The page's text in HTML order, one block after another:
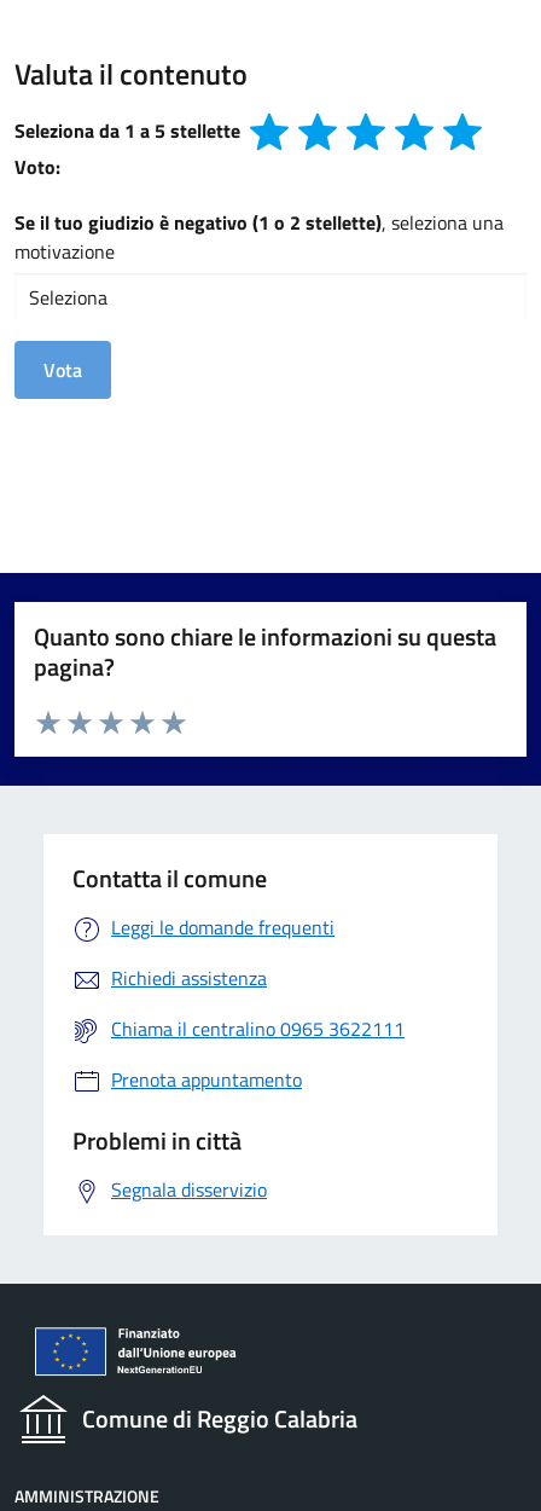
Valuta il contenuto
Seleziona da 1 a 5 stellette
Voto:
Se il tuo giudizio è negativo (1 o 2 stellette), seleziona una
motivazione
Quanto sono chiare le informazioni su questa
pagina?
Valuta da 1 a 5 stelle la pagina
Valuta 5 stelle su 5
Valuta 4 stelle su 5
Valuta 3 stelle su 5
Valuta 2 stelle su 5
Valuta 1 stelle su 5
Contatta il comune
Leggi le domande frequenti
Richiedi assistenza
Chiama il centralino 0965 3622111
Prenota appuntamento
Problemi in città
Segnala disservizio
Comune di Reggio Calabria
AMMINISTRAZIONE